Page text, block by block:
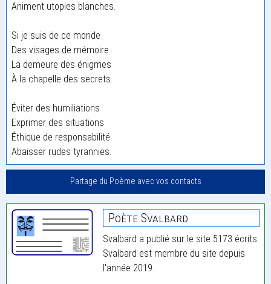
Animent utopies blanches.
Si je suis de ce monde
Des visages de mémoire
La demeure des énigmes
À la chapelle des secrets.
Éviter des humiliations
Exprimer des situations
Éthique de responsabilité
Abaisser rudes tyrannies.
Partage du Poème avec vos contacts
Poète Svalbard
Svalbard a publié sur le site 5173 écrits.
Svalbard est membre du site depuis
l'année 2019.